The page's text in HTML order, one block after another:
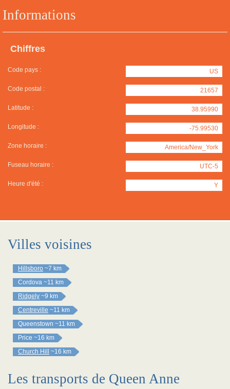
Informations
Chiffres
Code pays : US
Code postal : 21657
Latitude : 38.95990
Longitude : -75.99530
Zone horaire : America/New_York
Fuseau horaire : UTC-5
Heure d'été : Y
Villes voisines
Hillsboro ~7 km
Cordova ~11 km
Ridgely ~9 km
Centreville ~11 km
Queenstown ~11 km
Price ~16 km
Church Hill
~16 km
Les transports de Queen Anne